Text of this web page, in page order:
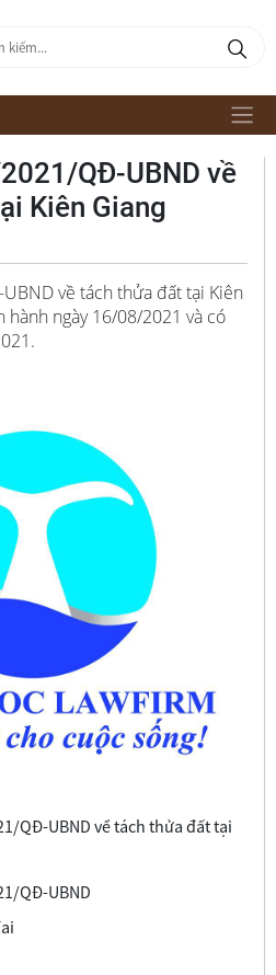
QĐ-UBND về
Kiên Giang
về tách thửa đất tại Kiên
hành ngày 16/08/2021 và có
QĐ-UBND về tách thửa đất tại
QĐ-UBND